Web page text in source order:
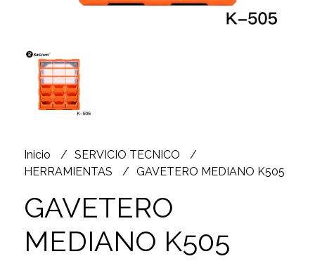
Inicio
SERVICIO TECNICO
HERRAMIENTAS
GAVETERO MEDIANO K505
GAVETERO
MEDIANO K505